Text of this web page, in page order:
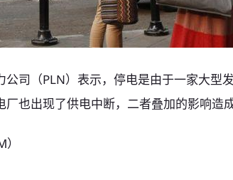
公司（PLN）表示，停电是由于一家大型
厂也出现了供电中断，二者叠加的影响造